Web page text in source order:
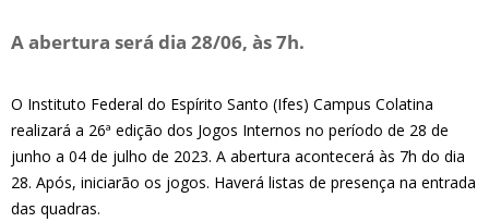
A abertura será dia 28/06, às 7h.
O Instituto Federal do Espírito Santo (Ifes) Campus Colatina
realizará a 26ª edição dos Jogos Internos no período de 28 de
junho a 04 de julho de 2023. A abertura acontecerá às 7h do dia
28. Após, iniciarão os jogos. Haverá listas de presença na entrada
das quadras.